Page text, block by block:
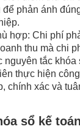
để phản ánh
hợp: Chi phí
thu mà chi
nguyên tắc khóa
thực hiện
chính xác và
sổ kế